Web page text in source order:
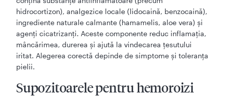
hidrocortizon), analgezice locale (lidocaină, benzocaină),
ingrediente naturale calmante (hamamelis, aloe vera) și
agenți cicatrizanți. Aceste componente reduc inflamația,
mâncărimea, durerea și ajută la vindecarea țesutului
iritat. Alegerea corectă depinde de simptome și toleranța
pielii.
Supozitoarele pentru hemoroizi